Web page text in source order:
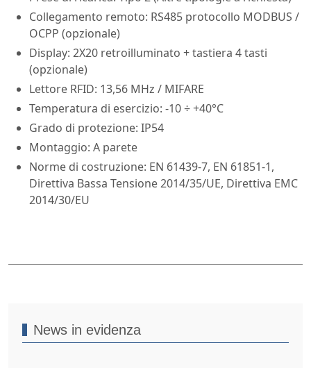
Collegamento remoto: RS485 protocollo MODBUS /
OCPP (opzionale)
Display: 2X20 retroilluminato + tastiera 4 tasti
(opzionale)
Lettore RFID: 13,56 MHz / MIFARE
Temperatura di esercizio: -10 ÷ +40°C
Grado di protezione: IP54
Montaggio: A parete
Norme di costruzione: EN 61439-7, EN 61851-1,
Direttiva Bassa Tensione 2014/35/UE, Direttiva EMC
2014/30/EU
News in evidenza